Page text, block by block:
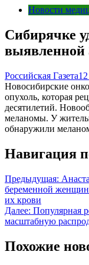
Новости
Сибирячке
выявленной
Российская Газета
Новосибирские
опухоль, которая
десятилетий.
меланомы. У
обнаружили
Навигация
Предыдущая:
беременной
их крови
Далее: Популярная
масштабную
Похожие